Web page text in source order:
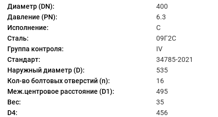
Диаметр (DN):
400
Давление (PN):
6.3
Исполнение:
C
Сталь:
09Г2С
Группа контроля:
IV
Стандарт:
34785-2021
Наружный диаметр (D):
535
Кол-во болтовых отверстий (n):
16
Меж.центровое расстояние (D1):
495
Вес:
35
D4:
456